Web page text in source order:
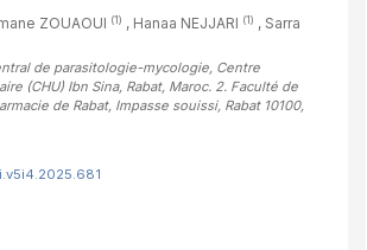
ZOUAOUI (1) , Hanaa NEJJARI (1) , Sarra
de parasitologie-mycologie, Centre
(CHU) Ibn Sina, Rabat, Maroc. 2. Faculté de
de Rabat, Impasse souissi, Rabat 10100,